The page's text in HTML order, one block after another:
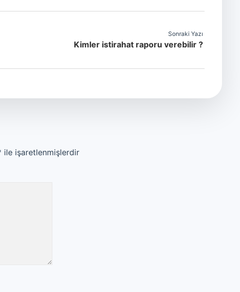
Sonraki Yazı
Kimler istirahat raporu verebilir ?
ile işaretlenmişlerdir